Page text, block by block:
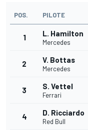
POS. PILOTE
1 L. Hamilton
Mercedes
2 V. Bottas
Mercedes
3 S. Vettel
Ferrari
4 D. Ricciardo
Red Bull